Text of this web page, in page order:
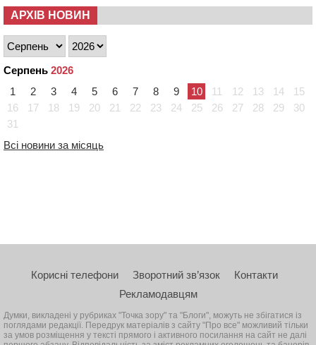
АРХІВ НОВИН
Серпень 2026
1
2 3 4 5 6 7 8 9 10 11 12 13 14
15
16
17 18 19 20 21 22 23 24 25 26 27 28 29
30
31
Всі новини за місяць
Корисні телефони Зворотний зв’язок
Контакти
Рекламодавцям
Думки, викладені у рубриках "Точка зору" та "Блоги", можуть не збігатися із
поглядами редакції. Передрук матеріалів з сайту "Про все" можливий тільки
за умов розміщення у тексті прямого і активного посилання на сайт не далі